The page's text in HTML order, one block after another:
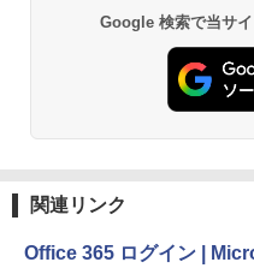
￥
ンチデ
Google 検索で当サ
関連リンク
Office 365 ログイン |